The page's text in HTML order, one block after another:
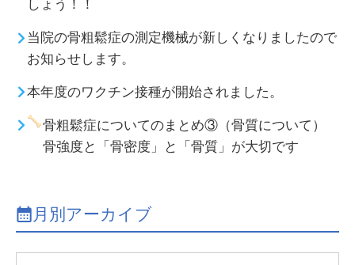
しょう！！
当院の骨粗鬆症の測定機械が新しくなりましたので
お知らせします。
本年度のワクチン接種が開始されました。
骨粗鬆症についてのまとめ③（骨質について）
骨強度と「骨密度」と「骨質」が大切です
月別アーカイブ